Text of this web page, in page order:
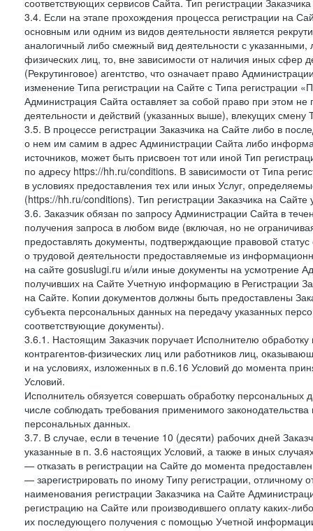
соответствующих сервисов Сайта. Тип регистрации
3.4. Если на этапе прохождения процесса регистрации на
основным или одним из видов деятельности является
аналогичный либо смежный вид деятельности с
физических лиц, то, вне зависимости от наличия иных сфер
(Рекрутинговое) агентство, что означает право
изменение Типа регистрации на Сайте с Типа регистрации
Администрация Сайта оставляет за собой право при этом не
деятельности и действий (указанных выше), влекущих смену
3.5. В процессе регистрации Заказчика на Сайте либо в
о нем им самим в адрес Администрации Сайта либо
источников, может быть присвоен тот или иной Тип
по адресу https://hh.ru/conditions. В зависимости от Типа
в условиях предоставления тех или иных Услуг,
(https://hh.ru/conditions). Тип регистрации Заказчика на
3.6. Заказчик обязан по запросу Администрации Сайта в
получения запроса в любом виде (включая, но не
предоставлять документы, подтверждающие правовой
о трудовой деятельности предоставляемые из
на сайте gosuslugi.ru и/или иные документы на усмотрение
получивших на Сайте Учетную информацию в Регистрации
на Сайте. Копии документов должны быть предоставлены
субъекта персональных данных на передачу указанных
соответствующие документы).
3.6.1. Настоящим Заказчик поручает Исполнителю
контрагентов-физических лиц или работников лиц,
и на условиях, изложенных в п.6.16 Условий до момента
Условий.
Исполнитель обязуется совершать обработку
числе соблюдать требования применимого
персональных данных.
3.7. В случае, если в течение 10 (десяти) рабочих дней
указанные в п. 3.6 настоящих Условий, а также в иных
— отказать в регистрации на Сайте до момента
— зарегистрировать по иному Типу регистрации, отличному
наименования регистрации Заказчика на Сайте
регистрацию на Сайте или производившего оплату каких-
их последующего получения с помощью Учетной